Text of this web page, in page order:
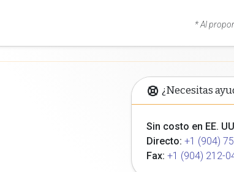
* Al
¿Necesitas
Sin costo en EE.
Directo: +1 (904)
Fax: +1 (904) 212-